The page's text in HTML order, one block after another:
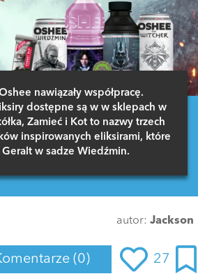
nawiązały współpracę.
dostępne są w w sklepach w
Zamieć i Kot to nazwy trzech
inspirowanych eliksirami, które
Geralt w sadze Wiedźmin.
autor: Jackson
(0) 27